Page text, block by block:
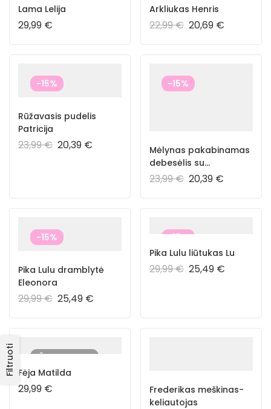
Filtruoti
Lama Lelija
29,99 €
Arkliukas Henris
22,99€ 20,69 €
-15%
Rūžavasis pudelis
Patricija
23,99€ 20,39 €
-15%
Mėlynas pakabinamas
debesėlis su
žvaigždėmis
23,99€ 20,39 €
-15%
Pika Lulu dramblytė
Eleonora
29,99€ 25,49 €
-15%
Pika Lulu liūtukas Lu
29,99€ 25,49 €
IŠPARDUOTA
Fėja Matilda
29,99 €
Frederikas meškinas-
keliautojas